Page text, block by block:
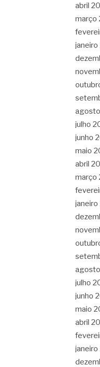
abril
março
julho
junho
maio
abril
março
julho
junho
maio
abril